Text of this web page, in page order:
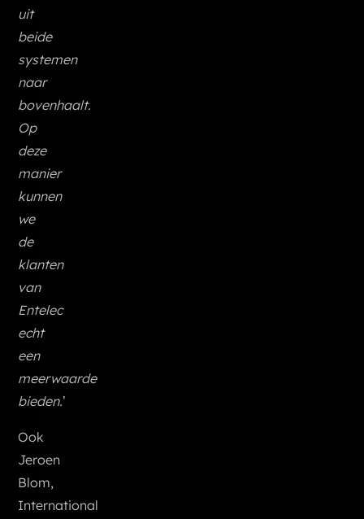
uit
beide
systemen
naar
bovenhaalt.
Op
deze
manier
kunnen
we
de
klanten
van
Entelec
echt
een
meerwaarde
bieden.’
Ook
Jeroen
Blom,
International